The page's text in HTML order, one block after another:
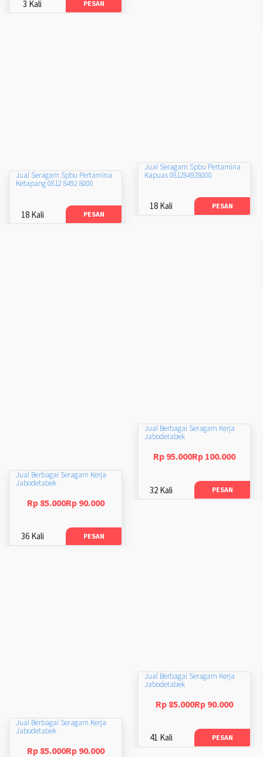
3 Kali PESAN
Jual Seragam Spbu Pertamina
Kapuas 081284928000
18 Kali PESAN
Jual Seragam Spbu Pertamina
Ketapang 0812 8492 8000
18 Kali PESAN
Jual Berbagai Seragam Kerja
Jabodetabek
Rp 95.000Rp 100.000
32 Kali PESAN
Jual Berbagai Seragam Kerja
Jabodetabek
Rp 85.000Rp 90.000
36 Kali PESAN
Jual Berbagai Seragam Kerja
Jabodetabek
Rp 85.000Rp 90.000
41 Kali PESAN
Jual Berbagai Seragam Kerja
Jabodetabek
Rp 85.000Rp 90.000